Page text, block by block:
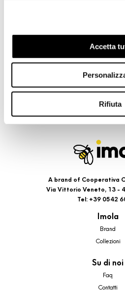
Cookie di profilazione/
previo tuo consenso, per
navigazione e mostrarti quindi
linea con le tue preferenze.
cookie di profilazione,
riportati. Puoi avere maggiori
l’Informativa estesa cookie. La
banner comporterà il
comunque modificare le tue
accedendo al link presente nel
Accetta
Rifiuta
Share:
A brand of Cooperativa
Via Vittorio Veneto, 13 -
Tel: +39 0542
Imola
Brand
Collezioni
Su di noi
Faq
Contatti